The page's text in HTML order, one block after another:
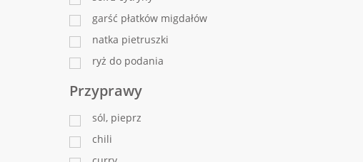
garść płatków migdałów
natka pietruszki
ryż do podania
Przyprawy
sól, pieprz
chili